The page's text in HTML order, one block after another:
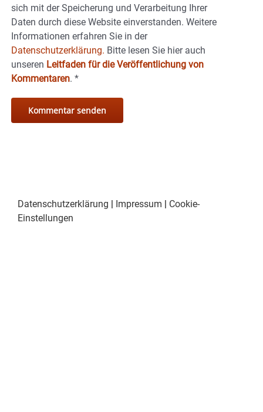
sich mit der Speicherung und Verarbeitung Ihrer
Daten durch diese Website einverstanden. Weitere
Informationen erfahren Sie in der
Datenschutzerklärung. Bitte lesen Sie hier auch
unseren Leitfaden für die Veröffentlichung von
Kommentaren. *
Datenschutzerklärung | Impressum | Cookie-
Einstellungen